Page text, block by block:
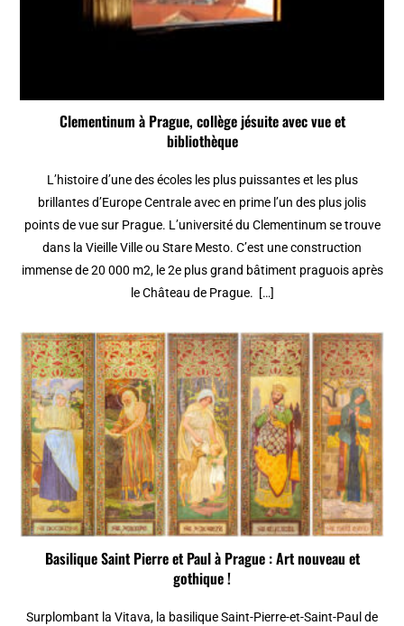
Clementinum à Prague, collège jésuite avec vue et
bibliothèque
L’histoire d’une des écoles les plus puissantes et les plus
brillantes d’Europe Centrale avec en prime l’un des plus jolis
points de vue sur Prague. L’université du Clementinum se trouve
dans la Vieille Ville ou Stare Mesto. C’est une construction
immense de 20 000 m2, le 2e plus grand bâtiment praguois après
le Château de Prague. […]
Basilique Saint Pierre et Paul à Prague : Art nouveau et
gothique !
Surplombant la Vitava, la basilique Saint-Pierre-et-Saint-Paul de